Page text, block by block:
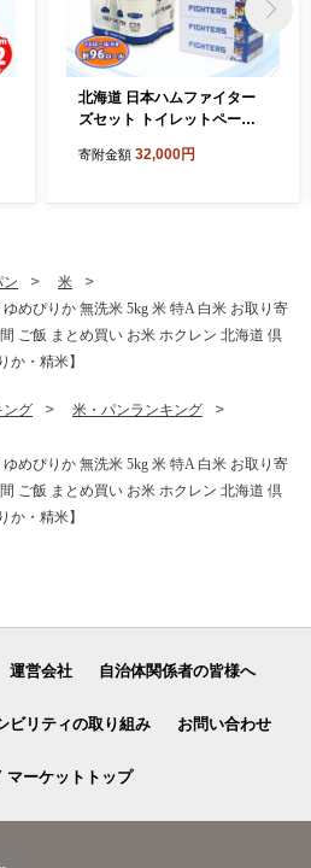
北海道 日本ハムファイター
ズセット トイレットペーパ
ィッシュペーパー 200組 60
寄附金額 32,000円
ン
米
めぴりか 無洗米 5kg 米 特A 白米 お取り寄
ご飯 まとめ買い お米 ホクレン 北海道 倶
か・精米】
ング
米・パンランキング
めぴりか 無洗米 5kg 米 特A 白米 お取り寄
ご飯 まとめ買い お米 ホクレン 北海道 倶
か・精米】
運営会社 自治体関係者の皆様へ
ビリティの取り組み お問い合わせ
マーケットトップ